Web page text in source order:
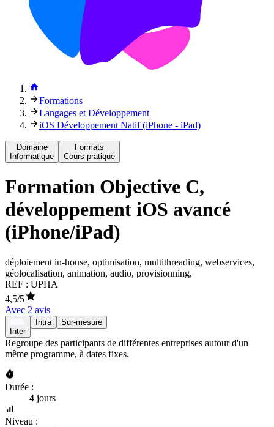
Formations
Langages et Développement
iOS Développement Natif (iPhone - iPad)
Domaine
Informatique
Formats
Cours pratique
Formation Objective C,
développement iOS avancé
(iPhone/iPad)
déploiement in-house, optimisation, multithreading, webservices,
géolocalisation, animation, audio, provisionning,
REF : UPHA
4,5/5
Avec 2 avis
Inter
Intra Sur-mesure
Regroupe des participants de différentes entreprises autour d'un
même programme, à dates fixes.
Durée :
4 jours
Niveau :